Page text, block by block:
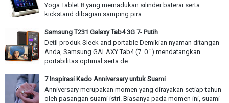
Yoga Tablet 8 yang memadukan silinder baterai serta
kickstand dibagian samping pira...
Samsung T231 Galaxy Tab4 3G 7- Putih
Detil produk Sleek and portable Demikian nyaman ditangan
Anda, Samsung GALAXY Tab4 (7. 0 ") mendatangkan
portabilitas optimal serta de...
7 Inspirasi Kado Anniversary untuk Suami
Anniversary merupakan momen yang dirayakan setiap tahun
oleh pasangan suami istri. Biasanya pada momen ini, suami